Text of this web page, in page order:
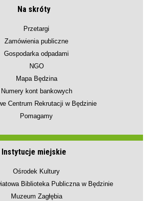
Na skróty
Przetargi
Zamówienia publiczne
Gospodarka odpadami
NGO
Mapa Będzina
Numery kont bankowych
Centrum Rekrutacji w Będzinie
Pomagamy
Instytucje miejskie
Ośrodek Kultury
Biblioteka Publiczna w Będzinie
Muzeum Zagłębia